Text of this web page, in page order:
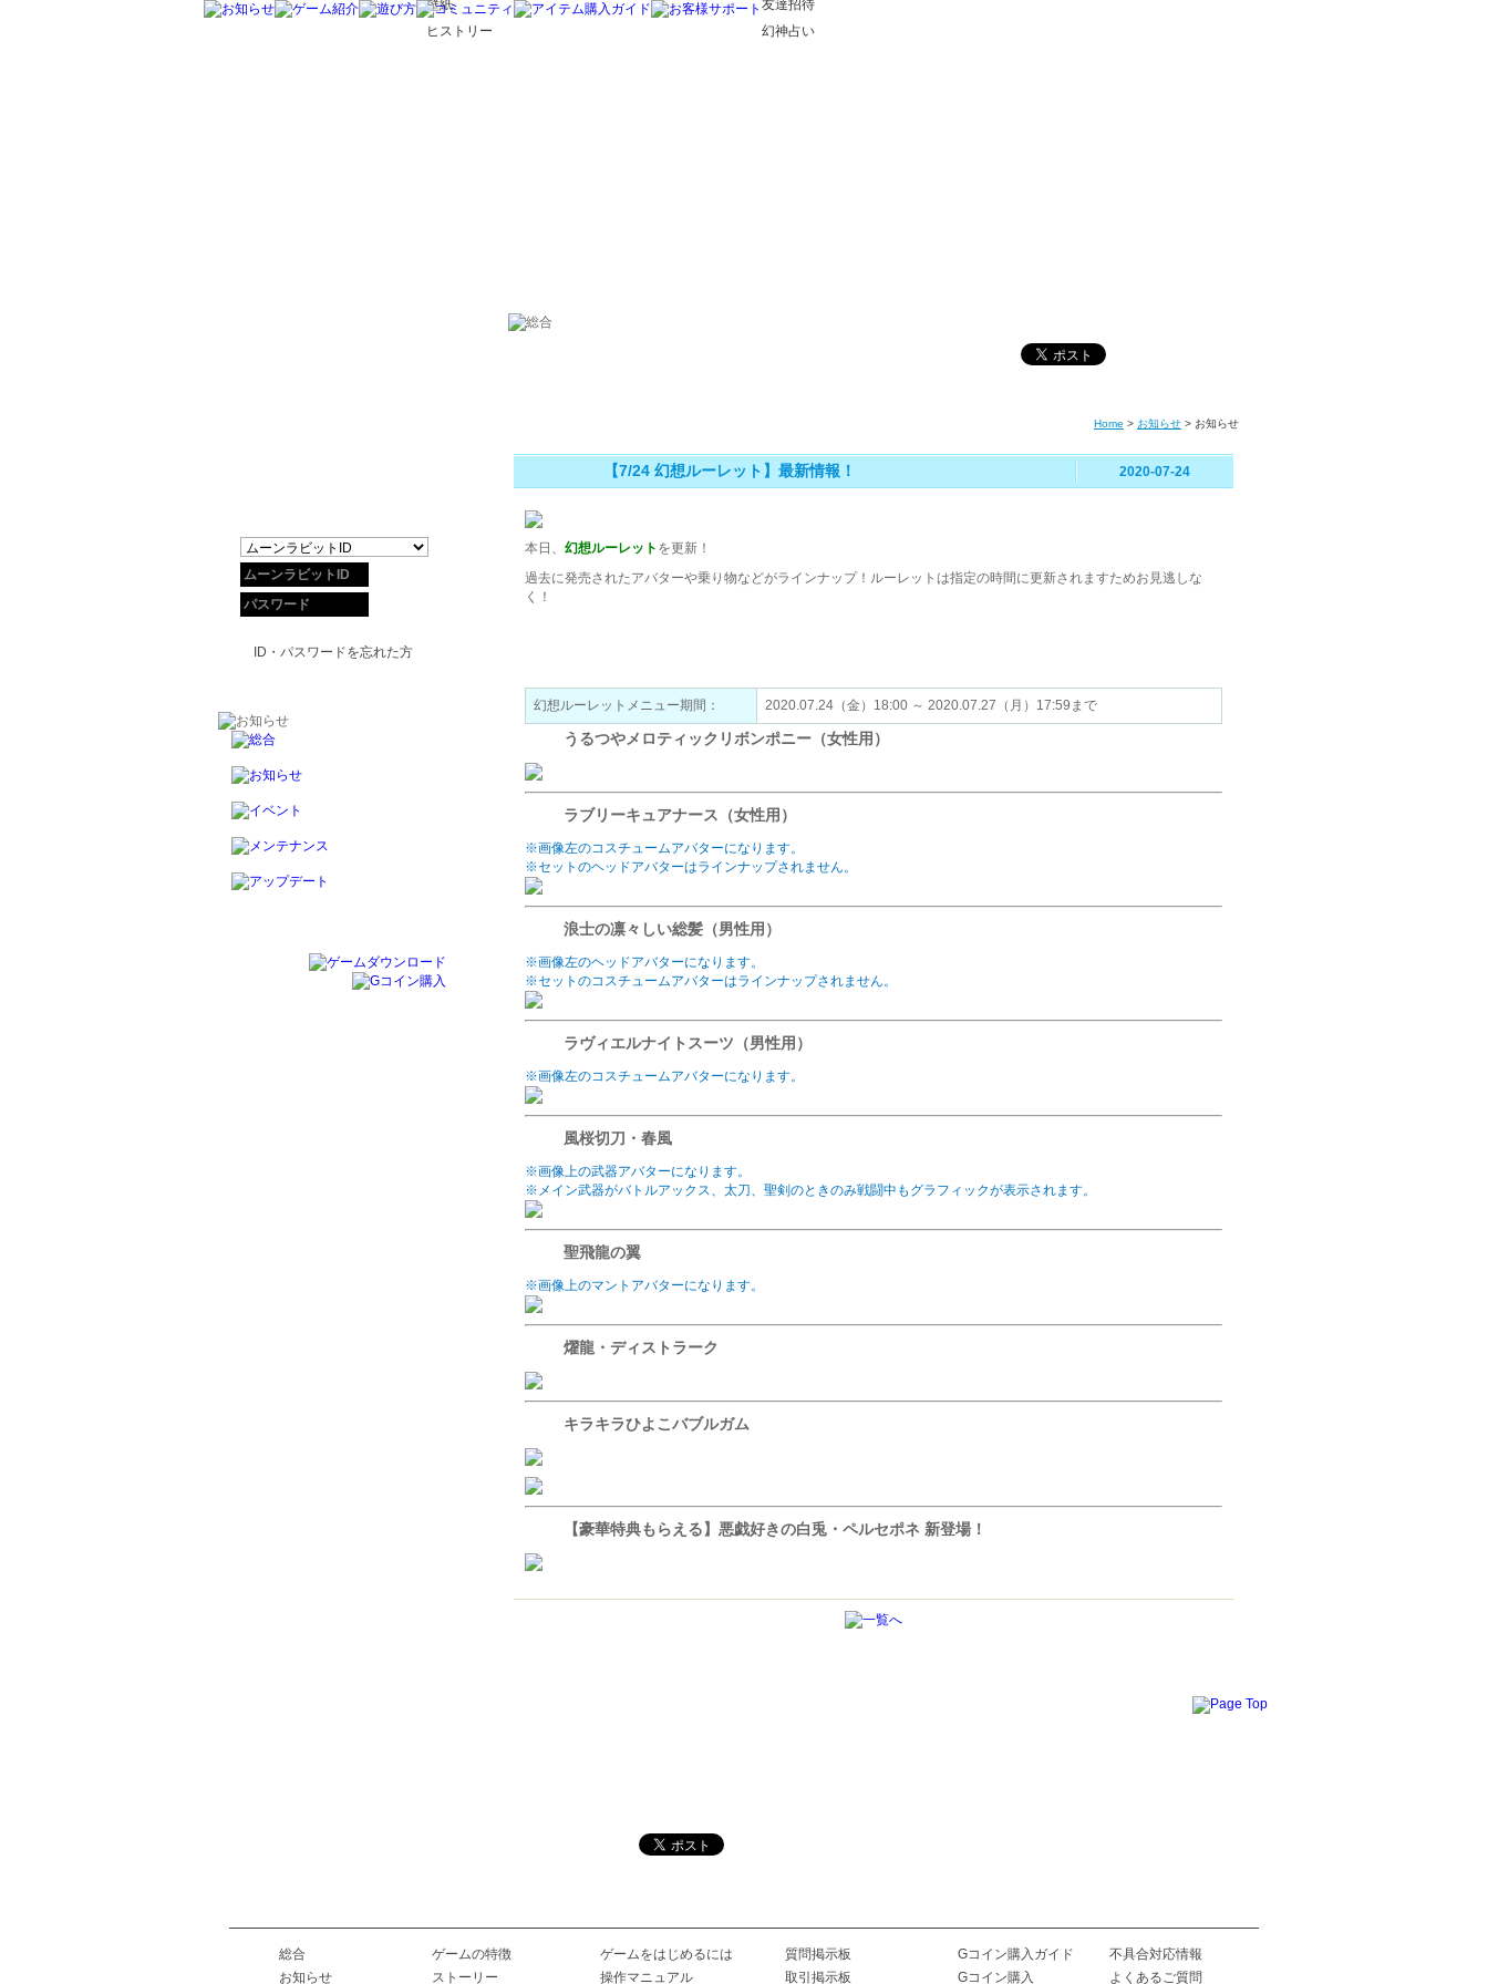
壁紙
ヒストリー
友達招待
幻神占い
Home > お知らせ > お知らせ
【7/24 幻想ルーレット】最新情報！ 2020-07-24
本日、 幻想ルーレット を更新！
過去に発売されたアバターや乗り物などがラインナップ！ルーレットは指定の時間に更新されますためお見逃しな
く！
幻想ルーレットメニュー期間： 2020.07.24（金）18:00 ～ 2020.07.27（月）17:59まで
うるつやメロティックリボンポニー（女性用）
ラブリーキュアナース（女性用）
※画像左のコスチュームアバターになります。
※セットのヘッドアバターはラインナップされません。
浪士の凛々しい総髪（男性用）
※画像左のヘッドアバターになります。
※セットのコスチュームアバターはラインナップされません。
ラヴィエルナイトスーツ（男性用）
※画像左のコスチュームアバターになります。
風桜切刀・春風
※画像上の武器アバターになります。
※メイン武器がバトルアックス、太刀、聖剣のときのみ戦闘中もグラフィックが表示されます。
聖飛龍の翼
※画像上のマントアバターになります。
燿龍・ディストラーク
キラキラひよこバブルガム
【豪華特典もらえる】悪戯好きの白兎・ペルセポネ 新登場！
ID・パスワードを忘れた方
総合
お知らせ
ゲームの特徴
ストーリー
ゲームをはじめるには
操作マニュアル
質問掲示板
取引掲示板
Gコイン購入ガイド
Gコイン購入
不具合対応情報
よくあるご質問